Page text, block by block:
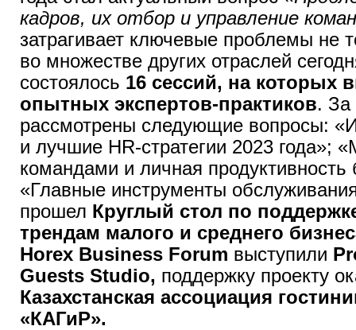
кадров, их отбор и управление
затрагивает ключевые проблемы не
во множестве других отраслей
состоялось 16 сессий, на которых
опытных экспертов-практиков. За
рассмотрены следующие вопросы:
и лучшие HR-стратегии 2023 года»;
командами и личная продуктивность
«Главные инструменты
прошел Круглый стол по
трендам малого и среднего
Horex Business Forum выступили
Guests Studio, поддержку проекту
Казахстанская ассоциация
«КАГиР».